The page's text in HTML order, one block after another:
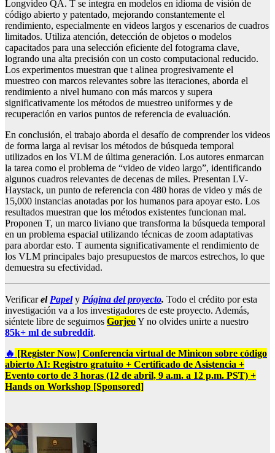
Longvideo QA. T se integra en modelos en idioma de visión de
código abierto y patentado, mejorando constantemente el
rendimiento, especialmente en videos largos y escenarios de cuadros
limitados. Utiliza atención, detección de objetos o modelos
capacitados para una selección eficiente del fotograma clave,
logrando una alta precisión con un costo computacional reducido.
Los experimentos muestran que t alinea progresivamente el
muestreo con marcos relevantes sobre las iteraciones, aborda el
rendimiento a nivel humano con más marcos y supera
significativamente los métodos de muestreo uniformes y de
recuperación en varios puntos de referencia de evaluación.
En conclusión, el trabajo aborda el desafío de comprender los videos
de forma larga al revisar los métodos de búsqueda temporal
utilizados en los VLM de última generación. Los autores enmarcan
la tarea como el problema de “video de video largo”, identificando
algunos cuadros relevantes de decenas de miles. Presentan LV-
Haystack, un punto de referencia con 480 horas de video y más de
15,000 instancias anotadas por los humanos para apoyar esto. Los
resultados muestran que los métodos existentes funcionan mal.
Proponen T, un marco liviano que transforma la búsqueda temporal
en un problema espacial utilizando técnicas de zoom adaptativas
para abordar esto. T aumenta significativamente el rendimiento de
los VLM principales bajo presupuestos de marcos estrechos, lo que
demuestra su efectividad.
Verificarel Papely Página del proyecto. Todo el crédito por esta
investigación va a los investigadores de este proyecto. Además,
siéntete libre de seguirnos GorjeoY no olvides unirte a nuestro
85k+ ml de subreddit.
🔥 [Register Now] Conferencia virtual de Minicon sobre código
abierto AI: Registro gratuito + Certificado de Asistencia +
Evento corto de 3 horas (12 de abril, 9 a.m. a 12 p.m. PST) +
Hands on Workshop [Sponsored]